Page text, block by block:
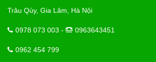
Trâu Qùy, Gia Lâm, Hà Nội
0978 073 003 - 0963643451
0962 454 799